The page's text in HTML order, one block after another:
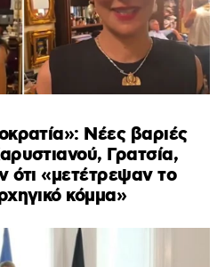
Νέες βαριές
Γρατσία,
ότι «μετέτρεψαν το
κόμμα»